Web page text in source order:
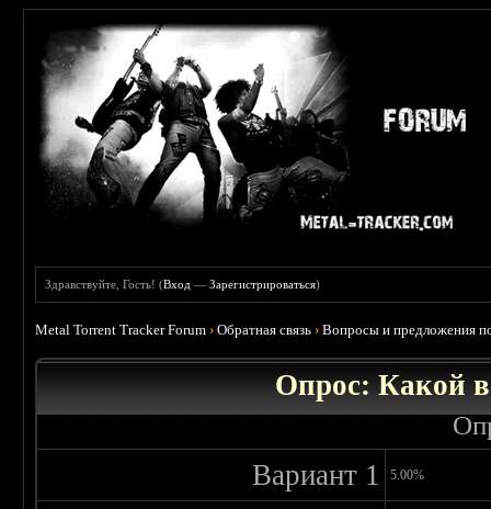
Здравствуйте, Гость! (Вход —Зарегистрироваться)
Metal Torrent Tracker Forum ›Обратная связь ›Вопросы и предложения
Опрос: Какой
Вариант 1 5.00%